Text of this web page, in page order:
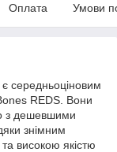
Оплата Умови
є середньоціновим
REDS. Вони
з дешевшими
знімним
високою якістю